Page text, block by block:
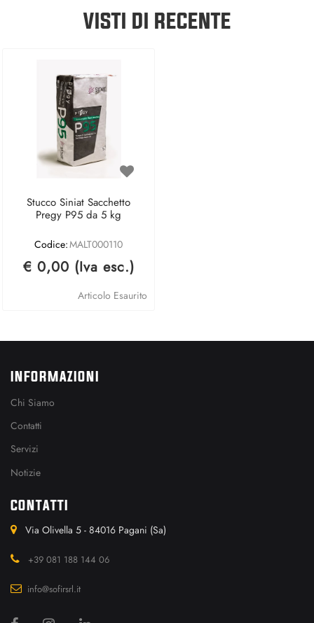
VISTI DI RECENTE
Stucco Siniat Sacchetto
Pregy P95 da 5 kg
Codice:MALT000110
€ 0,00 (Iva esc.)
Articolo Esaurito
INFORMAZIONI
Chi Siamo
Contatti
Servizi
Notizie
CONTATTI
Via Olivella 5 - 84016 Pagani (Sa)
+39 081 188 144 06
info@sofirsrl.it